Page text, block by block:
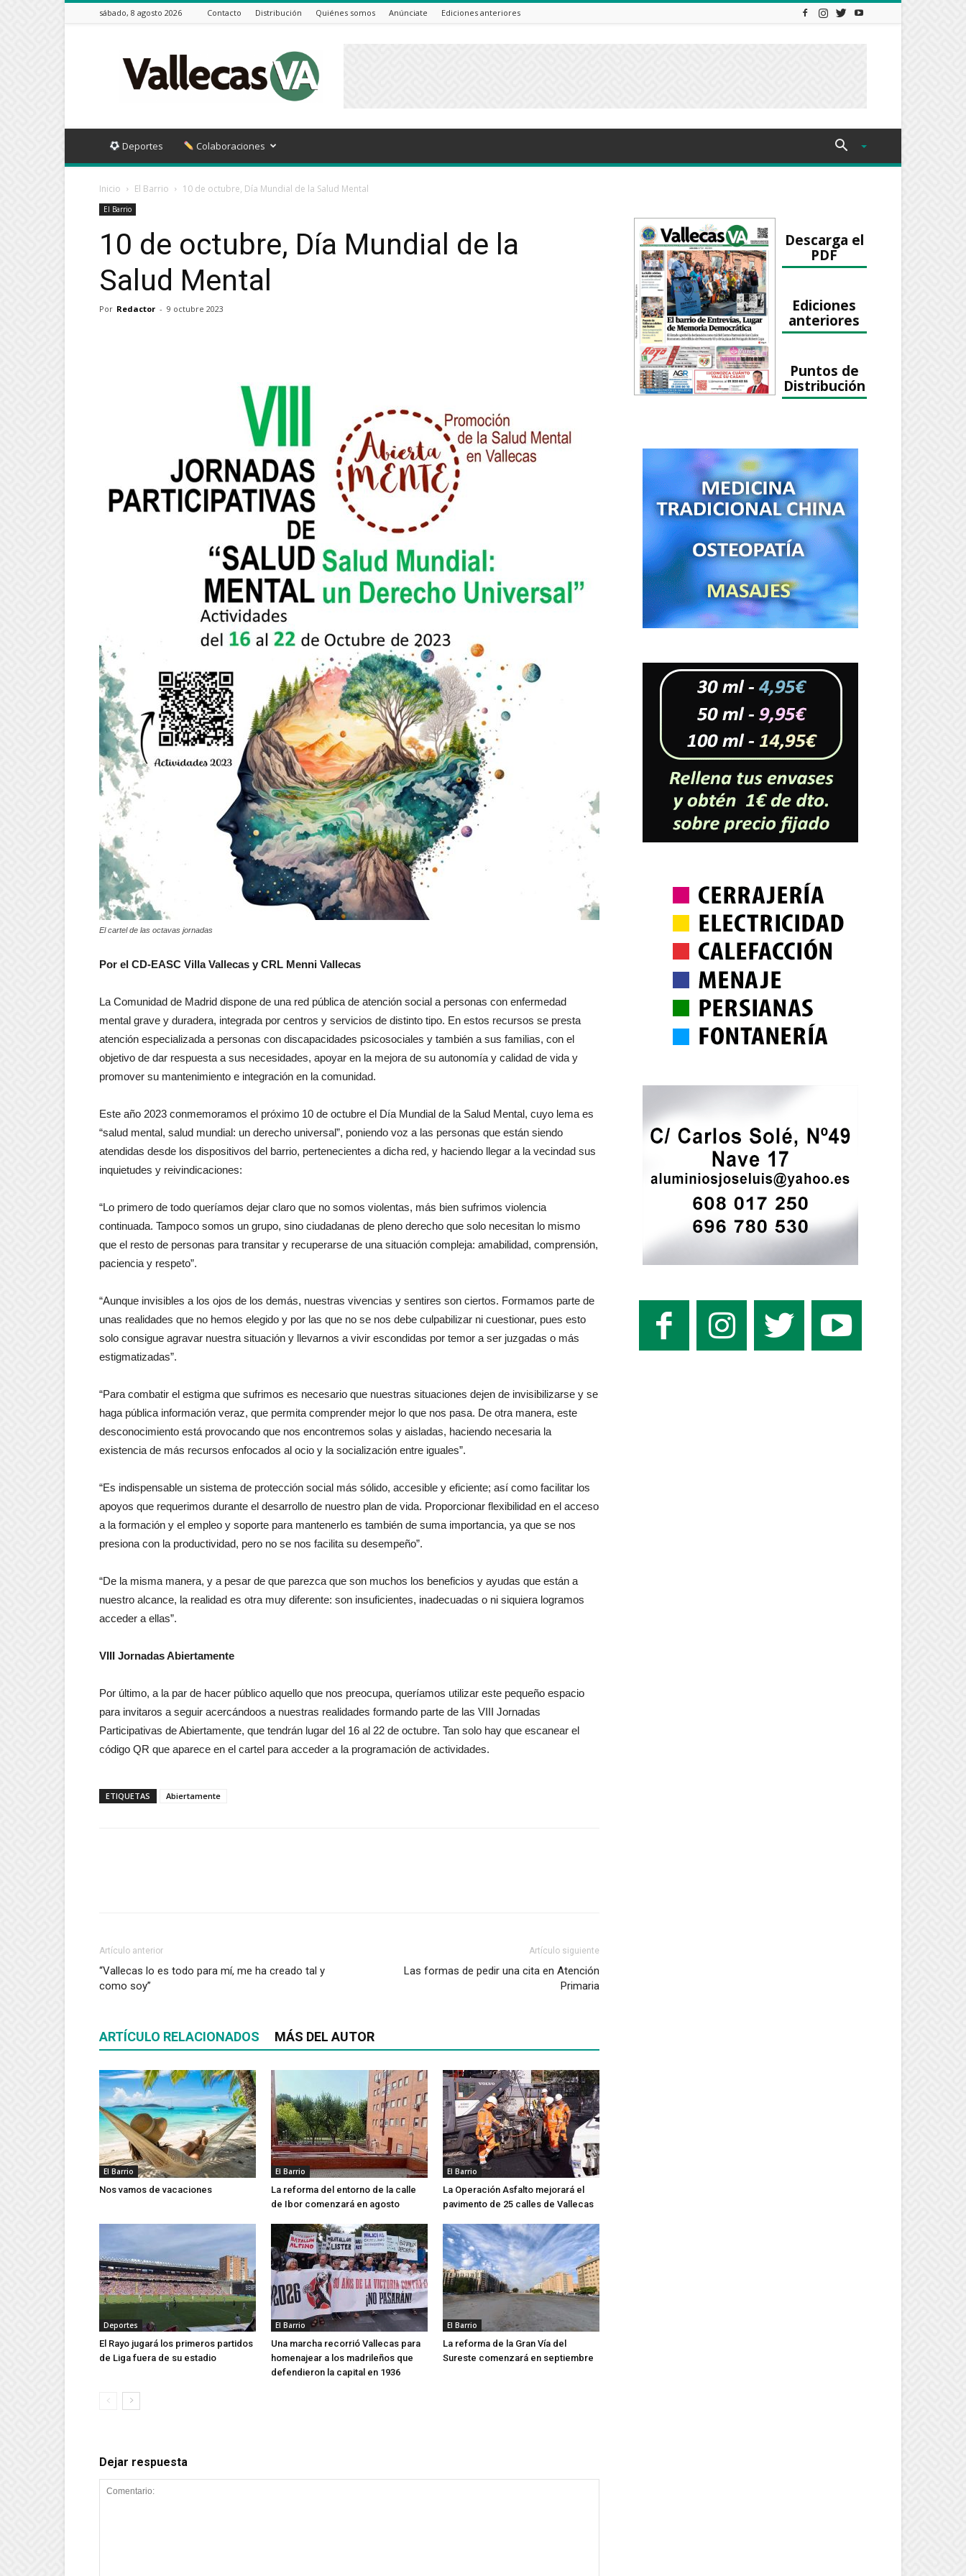
sábado, 8 agosto 2026 Contacto Distribución Quiénes somos Anúnciate Ediciones anteriores
VA
Deportes Colaboraciones
Inicio El Barrio 10 de octubre, Día Mundial de la Salud Mental
El Barrio
10 de octubre, Día Mundial de la
Salud Mental
Por Redactor - 9 octubre 2023
El cartel de las octavas jornadas
Por el CD-EASC Villa Vallecas y CRL Menni Vallecas
La Comunidad de Madrid dispone de una red pública de atención social a personas con enfermedad
mental grave y duradera, integrada por centros y servicios de distinto tipo. En estos recursos se presta
atención especializada a personas con discapacidades psicosociales y también a sus familias, con el
objetivo de dar respuesta a sus necesidades, apoyar en la mejora de su autonomía y calidad de vida y
promover su mantenimiento e integración en la comunidad.
Este año 2023 conmemoramos el próximo 10 de octubre el Día Mundial de la Salud Mental, cuyo lema es
“salud mental, salud mundial: un derecho universal”, poniendo voz a las personas que están siendo
atendidas desde los dispositivos del barrio, pertenecientes a dicha red, y haciendo llegar a la vecindad sus
inquietudes y reivindicaciones:
“Lo primero de todo queríamos dejar claro que no somos violentas, más bien sufrimos violencia
continuada. Tampoco somos un grupo, sino ciudadanas de pleno derecho que solo necesitan lo mismo
que el resto de personas para transitar y recuperarse de una situación compleja: amabilidad, comprensión,
paciencia y respeto”.
“Aunque invisibles a los ojos de los demás, nuestras vivencias y sentires son ciertos. Formamos parte de
unas realidades que no hemos elegido y por las que no se nos debe culpabilizar ni cuestionar, pues esto
solo consigue agravar nuestra situación y llevarnos a vivir escondidas por temor a ser juzgadas o más
estigmatizadas”.
“Para combatir el estigma que sufrimos es necesario que nuestras situaciones dejen de invisibilizarse y se
haga pública información veraz, que permita comprender mejor lo que nos pasa. De otra manera, este
desconocimiento está provocando que nos encontremos solas y aisladas, haciendo necesaria la
existencia de más recursos enfocados al ocio y la socialización entre iguales”.
“Es indispensable un sistema de protección social más sólido, accesible y eficiente; así como facilitar los
apoyos que requerimos durante el desarrollo de nuestro plan de vida. Proporcionar flexibilidad en el acceso
a la formación y el empleo y soporte para mantenerlo es también de suma importancia, ya que se nos
presiona con la productividad, pero no se nos facilita su desempeño”.
“De la misma manera, y a pesar de que parezca que son muchos los beneficios y ayudas que están a
nuestro alcance, la realidad es otra muy diferente: son insuficientes, inadecuadas o ni siquiera logramos
acceder a ellas”.
VIII Jornadas Abiertamente
Por último, a la par de hacer público aquello que nos preocupa, queríamos utilizar este pequeño espacio
para invitaros a seguir acercándoos a nuestras realidades formando parte de las VIII Jornadas
Participativas de Abiertamente, que tendrán lugar del 16 al 22 de octubre. Tan solo hay que escanear el
código QR que aparece en el cartel para acceder a la programación de actividades.
ETIQUETAS Abiertamente
Artículo anterior
“Vallecas lo es todo para mí, me ha creado tal y
como soy”
Artículo siguiente
Las formas de pedir una cita en Atención
Primaria
ARTÍCULO RELACIONADOS MÁS DEL AUTOR
El Barrio
Nos vamos de vacaciones
El Barrio
La reforma del entorno de la calle
de Ibor comenzará en agosto
El Barrio
La Operación Asfalto mejorará el
pavimento de 25 calles de Vallecas
Deportes
El Rayo jugará los primeros partidos
de Liga fuera de su estadio
El Barrio
Una marcha recorrió Vallecas para
homenajear a los madrileños que
defendieron la capital en 1936
El Barrio
La reforma de la Gran Vía del
Sureste comenzará en septiembre
Dejar respuesta
Descarga el
PDF
Ediciones
anteriores
Puntos de
Distribución